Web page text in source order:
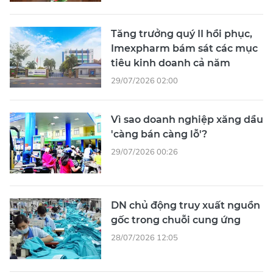
Tăng trưởng quý II hồi phục,
Imexpharm bám sát các mục
tiêu kinh doanh cả năm
29/07/2026 02:00
Vì sao doanh nghiệp xăng dầu
'càng bán càng lỗ'?
29/07/2026 00:26
DN chủ động truy xuất nguồn
gốc trong chuỗi cung ứng
28/07/2026 12:05